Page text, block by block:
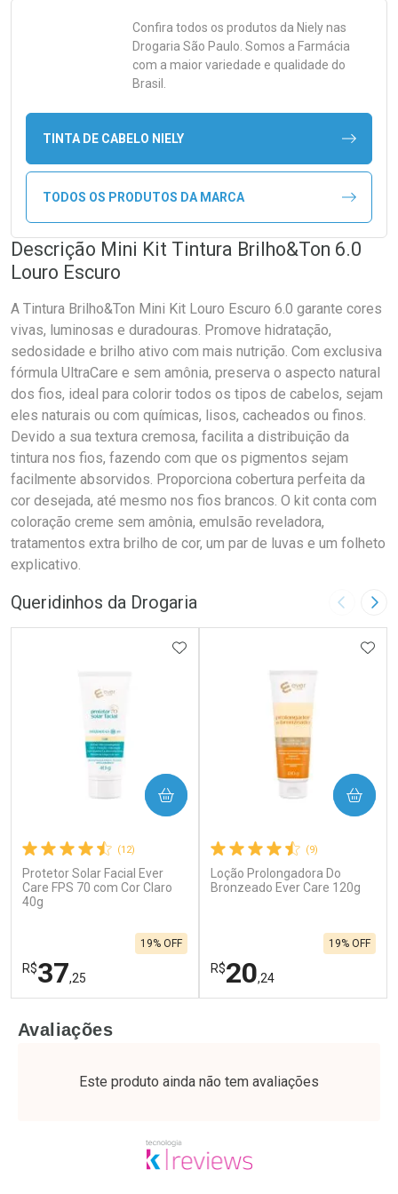
Confira todos os produtos da Nielynas
Drogaria São Paulo. Somos a Farmácia
com a maior variedade e qualidade do
Brasil.
TINTA DE CABELO NIELY
TODOS OS PRODUTOS DA MARCA
Descrição Mini Kit Tintura Brilho&Ton 6.0
Louro Escuro
A Tintura Brilho&Ton Mini Kit Louro Escuro 6.0 garante cores
vivas, luminosas e duradouras. Promove hidratação,
sedosidade e brilho ativo com mais nutrição. Com exclusiva
fórmula UltraCare e sem amônia, preserva o aspecto natural
dos fios, ideal para colorir todos os tipos de cabelos, sejam
eles naturais ou com químicas, lisos, cacheados ou finos.
Devido a sua textura cremosa, facilita a distribuição da
tintura nos fios, fazendo com que os pigmentos sejam
facilmente absorvidos. Proporciona cobertura perfeita da
cor desejada, até mesmo nos fios brancos. O kit conta com
coloração creme sem amônia, emulsão reveladora,
tratamentos extra brilho de cor, um par de luvas e um folheto
explicativo.
Queridinhos da Drogaria Imagem
(12)
Protetor Solar Facial Ever
Care FPS 70 com Cor Claro
40g
R$37,25
19% OFF
ADICIONAR AOS FAVORITOS
COMPRAR
Laboratório
Por Menos
(9)
Loção Prolongadora Do
Bronzeado Ever Care 120g
R$20,24
19% OFF
COMPRAR
Laboratório
Por Menos
Avaliações
Este produto ainda não tem avaliações